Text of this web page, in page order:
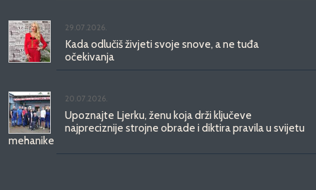
29.07.2026.
Kada odlučiš živjeti svoje snove, a ne tuđa
očekivanja
20.07.2026.
Upoznajte Ljerku, ženu koja drži ključeve
najpreciznije strojne obrade i diktira pravila u svijetu
mehanike